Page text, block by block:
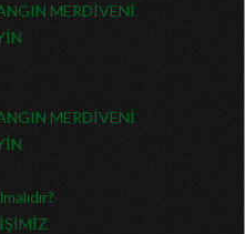
MERDİVENİ
MERDİVENİ